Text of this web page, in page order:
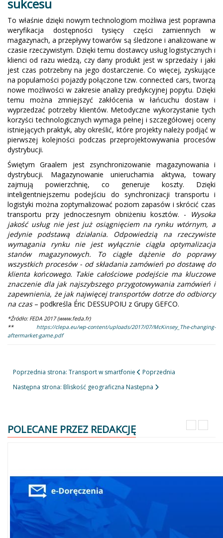
sukcesu
To właśnie dzięki nowym technologiom możliwa jest poprawna
weryfikacja dostępności tysięcy części zamiennych w
magazynach, a przepływy towarów są śledzone i analizowane w
czasie rzeczywistym. Dzięki temu dostawcy usług logistycznych i
klienci od razu wiedzą, czy dany produkt jest w sprzedaży i jaki
jest czas potrzebny na jego dostarczenie. Co więcej, zyskujące
na popularności pojazdy połączone tzw. connected cars, tworzą
nowe możliwości w zakresie analizy predykcyjnej popytu. Dzięki
temu można zmniejszyć zakłócenia w łańcuchu dostaw i
wyprzedzać potrzeby klientów. Metodyczne wykorzystanie tych
korzyści technologicznych wymaga pełnej i szczegółowej oceny
istniejących praktyk, aby określić, które projekty należy podjąć w
pierwszej kolejności podczas przeprojektowywania procesów
dystrybucji.
Świętym Graalem jest zsynchronizowanie magazynowania i
dystrybucji. Magazynowanie unieruchamia aktywa, towary
zajmują powierzchnię, co generuje koszty. Dzięki
inteligentniejszemu podejściu do synchronizacji transportu i
logistyki można zoptymalizować poziom zapasów i skrócić czas
transportu przy jednoczesnym obniżeniu kosztów. -
Wysoka
jakość usług nie jest już osiągnięciem na rynku wtórnym, a
jedynie podstawą działania. Odpowiedzią na rzeczywiste
wymagania rynku nie jest wyłącznie ciągła optymalizacja
stanów magazynowych. To ciągłe dążenie do poprawy
wszystkich procesów - od składania zamówień po dostawę do
klienta końcowego. Takie całościowe podejście ma kluczowe
znaczenie dla jak najszybszego przygotowywania zamówień i
zapewnienia, że jak najwięcej transportów dotrze do odbiorcy
na czas– podkreśla Éric DESSUPOIU z Grupy GEFCO.
*Źródło: FEDA 2017 (www.feda.fr)
** https://clepa.eu/wp-content/uploads/2017/07/McKinsey_The-changing-
aftermarket-game.pdf
Poprzednia strona: Transport w smartfonie
Poprzednia
Następna strona: Bliskość geograficzna Następna
POLECANE PRZEZ REDAKCJĘ